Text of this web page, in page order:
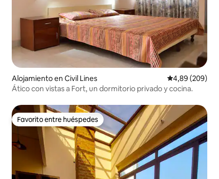
Alojamiento en Civil Lines Calificación
4,89 (209)
Ático con vistas a Fort, un dormitorio privado y cocina.
Favorito entre huéspedes
Favorito entre huéspedes